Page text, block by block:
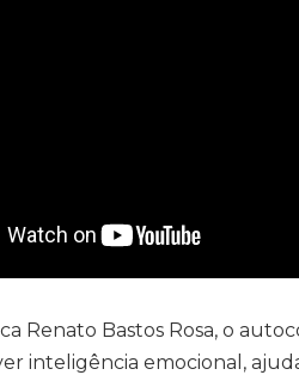
Renato Bastos Rosa, o
inteligência emocional,